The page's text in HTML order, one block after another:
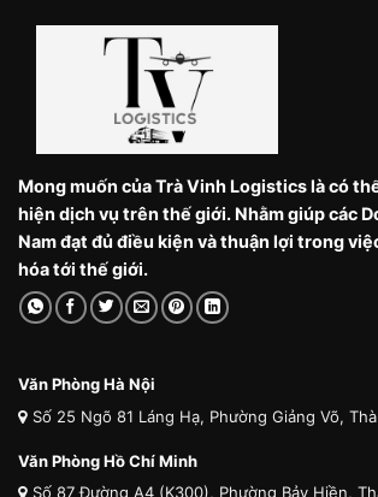
Mong muốn của Trà Vinh Logistics là có
hiện dịch vụ trên thế giới. Nhằm giúp các
Nam đạt đủ điều kiện và thuận lợi trong
hóa tới thế giới.
Văn Phòng Hà Nội
Số 25 Ngõ 81 Láng Hạ, Phường Giảng Võ,
Văn Phòng Hồ Chí Minh
Số 87 Đường A4 (K300), Phường Bảy Hiền,